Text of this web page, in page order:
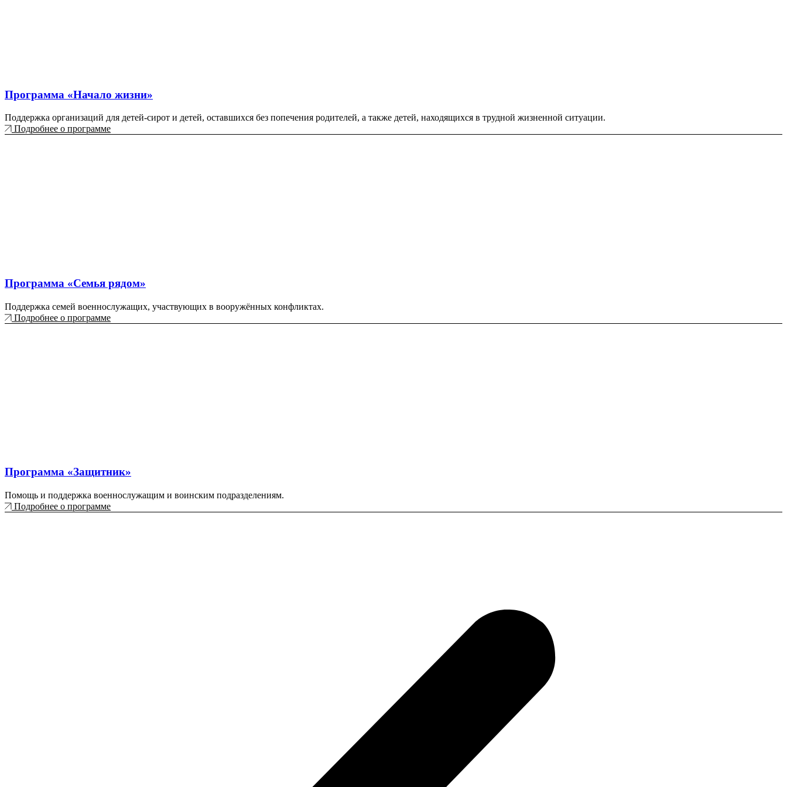
Программа «Начало жизни»
Поддержка организаций для детей-сирот и детей, оставшихся без попечения родителей, а также детей, находящихся в трудной жизненной ситуации.
Подробнее о программе
Программа «Семья рядом»
Поддержка семей военнослужащих, участвующих в вооружённых конфликтах.
Подробнее о программе
Программа «Защитник»
Помощь и поддержка военнослужащим и воинским подразделениям.
Подробнее о программе